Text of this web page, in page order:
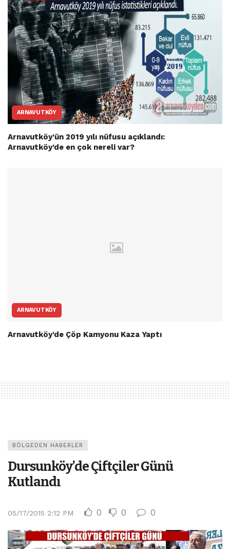
ARNAVUTKÖY
Arnavutköy’ün 2019 yılı nüfusu açıklandı:
Arnavutköy’de en çok nereli var?
ARNAVUTKÖY
Arnavutköy’de Çöp Kamyonu Kaza Yaptı
BÖLGEDEN HABERLER
Dursunköy’de Çiftçiler Günü
Kutlandı
05/17/2015 2:12 PM 0 0 0